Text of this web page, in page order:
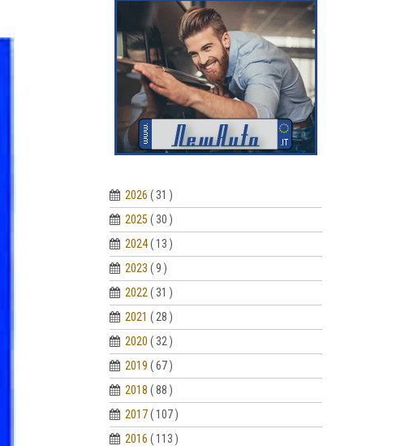
2026 ( 31 )
2025 ( 30 )
2024 ( 13 )
2023 ( 9 )
2022 ( 31 )
2021 ( 28 )
2020 ( 32 )
2019 ( 67 )
2018 ( 88 )
2017 ( 107 )
2016 ( 113 )